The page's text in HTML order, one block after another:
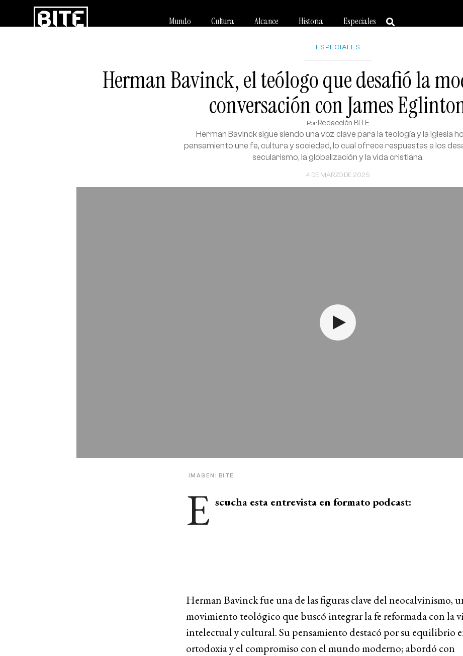
Mundo Cultura Alcance Historia Especiales
ESPECIALES
Herman Bavinck, el teólogo que desafió la
conversación con James
Por Redacción BITE
4 DE MARZO DE 2025
Herman Bavinck sigue siendo una voz clave para la teología y la Iglesia
pensamiento une fe, cultura y sociedad, lo cual ofrece respuestas a los
secularismo, la globalización y la vida cristiana.
IMAGEN: BITE
E scucha esta entrevista en formato podcast:
Herman Bavinck fue una de las figuras clave del neocalvinismo,
movimiento teológico que buscó integrar la fe reformada con la
intelectual y cultural. Su pensamiento destacó por su equilibrio
ortodoxia y el compromiso con el mundo moderno; abordó con